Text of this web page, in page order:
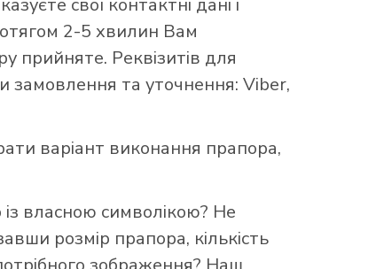
свої контактні дані і
2-5 хвилин Вам
прийняте. Реквізитів для
замовлення та уточнення: Viber,
варіант виконання прапора,
власною символікою? Не
розмір прапора, кількість